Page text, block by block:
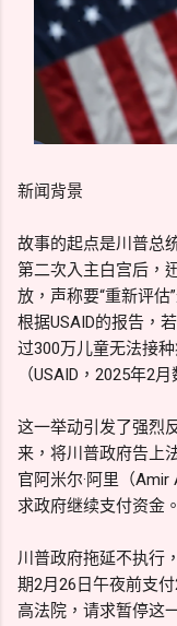
新闻背景
故事的起点是川普总
第二次入主白宫后，
放，声称要“重新评估
根据USAID的报告，
过300万儿童无法接
（USAID，2025年2月
这一举动引发了强烈
来，将川普政府告上
官阿米尔·阿里（
求政府继续支付资金。
川普政府拖延不执行
期2月26日午夜前支
高法院，请求暂停这